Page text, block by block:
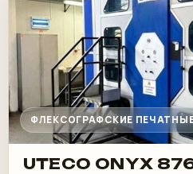
ФЛЕКСОГРАФСКИЕ
UTECO ONYX